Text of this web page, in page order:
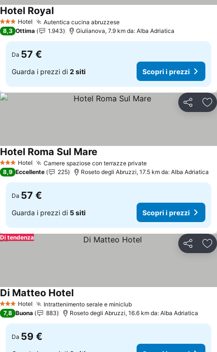
3 StelleHotel Autentica cucina abruzzese
Hotel Royal
8,3 Ottima 1.943 Giulianova, 7.9 km da: Alba Adriatica
Da 57 €
Guarda i prezzi di 2 siti Scopri i prezzi
Condividi
3 StelleHotel Camere spaziose con terrazze private
Hotel Roma Sul Mare
8,9 Eccellente 225 Roseto degli Abruzzi, 17.5 km da: Alba Adriatica
Da 57 €
Guarda i prezzi di 5 siti Scopri i prezzi
Condividi
Di tendenza
3 StelleHotel Intrattenimento serale e miniclub
Di Matteo Hotel
7,8 Buona 883 Roseto degli Abruzzi, 16.6 km da: Alba Adriatica
Da 59 €